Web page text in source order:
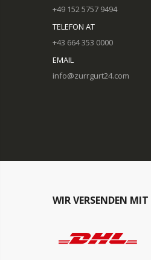
+49 152 5757 9494
TELEFON AT
+43 664 353 0000
EMAIL
info@zurrgurt24.com
WIR VERSENDEN MIT